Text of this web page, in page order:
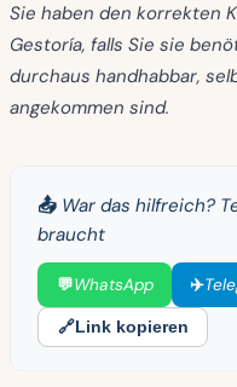
Sie haben den korrekten
Gestoría, falls Sie sie
durchaus handhabbar,
angekommen sind.
📤 War das hilfreich?
braucht
💬WhatsApp ✈️
🔗Link kopieren